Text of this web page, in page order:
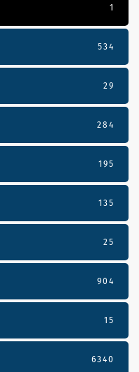
1
534
29
284
195
135
25
904
15
6340